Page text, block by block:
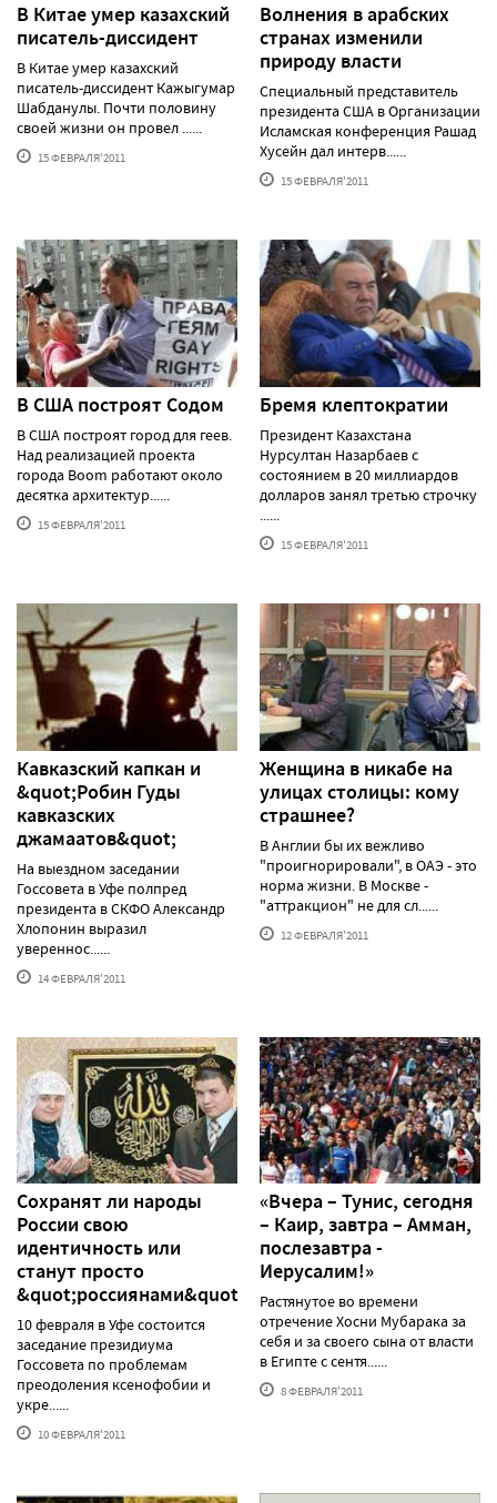
В Китае умер казахский
писатель-диссидент
В Китае умер казахский
писатель-диссидент Кажыгумар
Шабданулы. Почти половину
своей жизни он провел ......
15 ФЕВРАЛЯ'2011
Волнения в арабских
странах изменили
природу власти
Cпециальный представитель
президента США в Организации
Исламская конференция Рашад
Хусейн дал интерв......
15 ФЕВРАЛЯ'2011
В США построят Содом
В США построят город для геев.
Над реализацией проекта
города Boom работают около
десятка архитектур......
15 ФЕВРАЛЯ'2011
Бремя клептократии
Президент Казахстана
Нурсултан Назарбаев с
состоянием в 20 миллиардов
долларов занял третью строчку
......
15 ФЕВРАЛЯ'2011
Кавказский капкан и
&quot;Робин Гуды
кавказских
джамаатов&quot;
На выездном заседании
Госсовета в Уфе полпред
президента в СКФО Александр
Хлопонин выразил
увереннос......
14 ФЕВРАЛЯ'2011
Женщина в никабе на
улицах столицы: кому
страшнее?
В Англии бы их вежливо
"проигнорировали", в ОАЭ - это
норма жизни. В Москве -
"аттракцион" не для сл......
12 ФЕВРАЛЯ'2011
Сохранят ли народы
России свою
идентичность или
станут просто
&quot;россиянами&quot;
10 февраля в Уфе состоится
заседание президиума
Госсовета по проблемам
преодоления ксенофобии и
укре......
10 ФЕВРАЛЯ'2011
«Вчера – Тунис, сегодня
– Каир, завтра – Амман,
послезавтра -
Иерусалим!»
Растянутое во времени
отречение Хосни Мубарака за
себя и за своего сына от власти
в Египте с сентя......
8 ФЕВРАЛЯ'2011